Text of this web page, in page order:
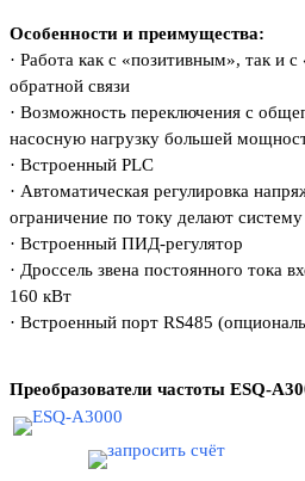
Особенности и преимущества:
· Работа как с «позитивным», так и
обратной связи
· Возможность переключения с
насосную нагрузку большей
· Встроенный PLC
· Автоматическая регулировка
ограничение по току делают
· Встроенный ПИД-регулятор
· Дроссель звена постоянного тока
160 кВт
· Встроенный порт RS485
Преобразователи частоты ESQ-